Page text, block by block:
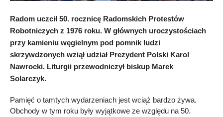
Radom uczcił 50. rocznicę Radomskich Protestów
Robotniczych z 1976 roku. W głównych uroczystościach
przy kamieniu węgielnym pod pomnik ludzi
skrzywdzonych wziął udział Prezydent Polski Karol
Nawrocki. Liturgii przewodniczył biskup Marek
Solarczyk.
Pamięć o tamtych wydarzeniach jest wciąż bardzo żywa.
Obchody w tym roku były wyjątkowe ze względu na 50.